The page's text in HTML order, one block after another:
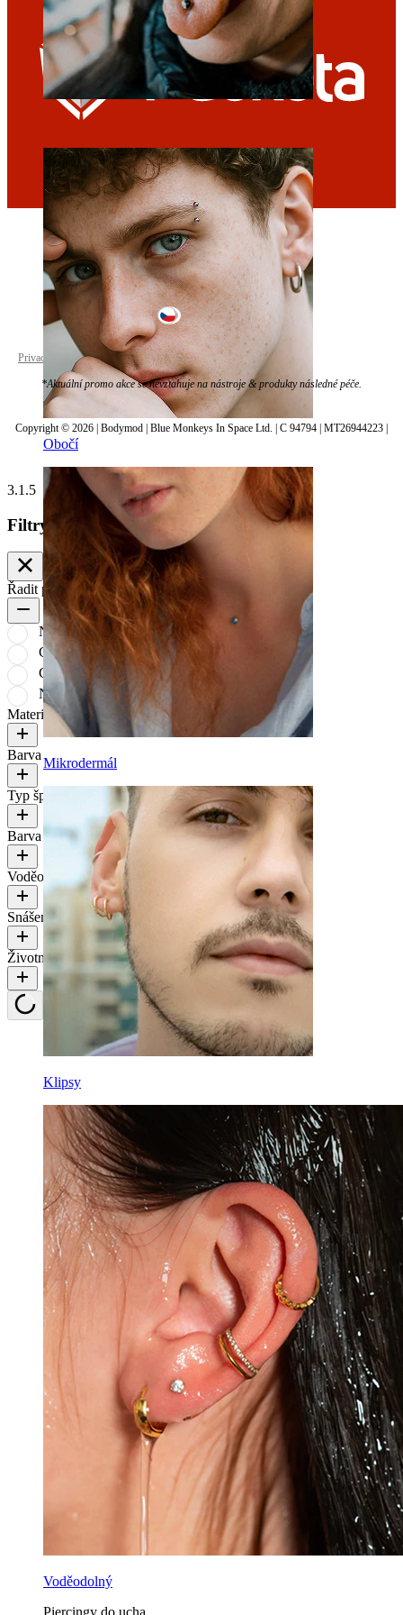
Obočí
Mikrodermál
Klipsy
Voděodolný
Piercingy do ucha
Czechia
Privacy policy Cookie settings
*Aktuální promo akce se nevztahuje na nástroje & produkty následné péče.
Copyright © 2026 | Bodymod | Blue Monkeys In Space Ltd. | C 94794 | MT26944223 |
3.1.5
Filtry
Řadit podle
Nejprodávanější
Cena: nejnižší po nejvyšš
Cena: nejvyšší po nejnižší
Nejnovější
Materiál
Barva
Typ šperku
Barva kamínku
Voděodolnost
Snášenlivost
Životnost